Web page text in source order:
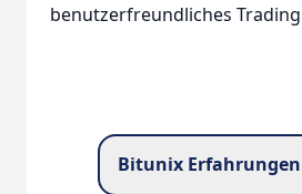
benutzerfreundliches
Bitunix Erfahrungen